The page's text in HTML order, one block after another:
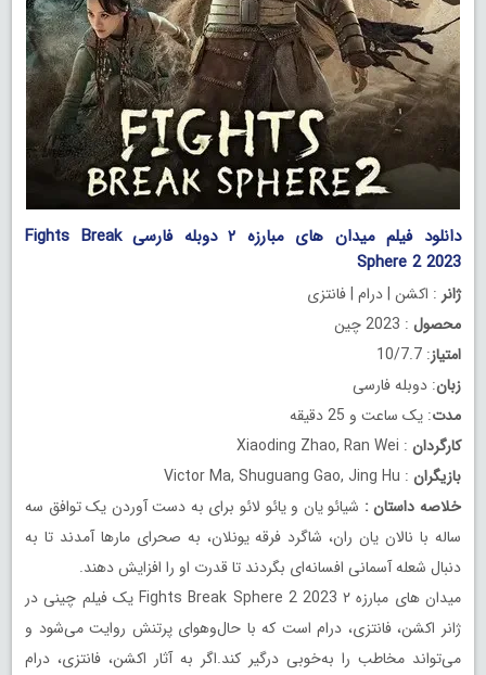
دانلود فیلم میدان های مبارزه ۲ دوبله فارسی Fights Break
Sphere 2 2023
ژانر : اکشن | درام | فانتزی
محصول : 2023 چین
امتیاز: 10/7.7
زبان: دوبله فارسی
مدت: یک ساعت و 25 دقیقه
کارگردان : Xiaoding Zhao, Ran Wei
بازیگران : Victor Ma, Shuguang Gao, Jing Hu
خلاصه داستان : شیائو یان و یائو لائو برای به دست آوردن یک توافق سه
ساله با نالان یان ران، شاگرد فرقه یونلان، به صحرای مارها آمدند تا به
دنبال شعله آسمانی افسانه‌ای بگردند تا قدرت او را افزایش دهند.
میدان های مبارزه ۲ Fights Break Sphere 2 2023 یک فیلم چینی در
ژانر اکشن، فانتزی، درام است که با حال‌وهوای پرتنش روایت می‌شود و
می‌تواند مخاطب را به‌خوبی درگیر کند.اگر به آثار اکشن، فانتزی، درام